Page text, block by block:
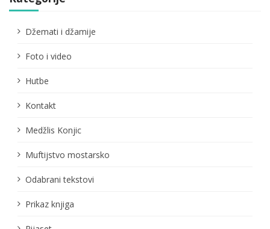
Džemati i džamije
Foto i video
Hutbe
Kontakt
Medžlis Konjic
Muftijstvo mostarsko
Odabrani tekstovi
Prikaz knjiga